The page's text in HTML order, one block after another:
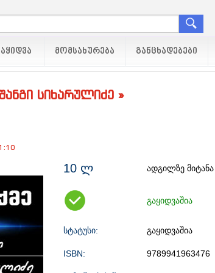
ᲛᲝᲛᲡᲐᲮᲣᲠᲔᲑᲐ ᲒᲐᲜᲪᲮᲐᲓᲔᲑᲔᲑᲘ
სიხარულიძე »
10 ლ ადგილზე
გაყიდვაშია
სტატუსი: გაყიდვაშია
ISBN: 9789941963476